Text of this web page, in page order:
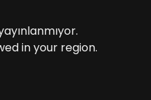
in your region.